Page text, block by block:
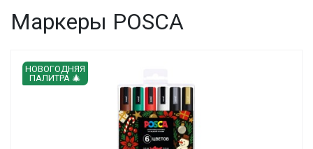
Маркеры POSCA
НОВОГОДНЯЯ
ПАЛИТРА 🎄